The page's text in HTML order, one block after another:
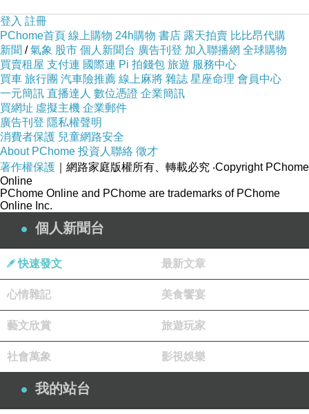
登入 註冊
PChome首頁 線上購物 24h購物 書店 露天拍賣 比比昂代購
新聞 /氣象 股市 個人新聞台 廣告刊登 加入聯播網 全球購物
買賣租屋 支付連 國際連 Pi 拍錢包 旅遊 服務中心
買車 旅行團 汽車險推薦 線上麻將 雜誌 星座命理 會員中心
一元簡訊 直播達人 數位憑證 企業簡訊
買網址 虛擬主機 企業郵件
廣告刊登 隱私權聲明
消費者保護 兒童網路安全
About PChome 投資人聯絡 徵才
著作權保護 ｜網路家庭版權所有、轉載必究 ‧Copyright PChome
Online
PChome Online and PChome are trademarks of PChome
Online Inc.
個人新聞台
快速發文 最新文章
心情雜記 美食饗宴
藝文欣賞 旅遊玩家
社會萬象 影視娛樂
我的站台